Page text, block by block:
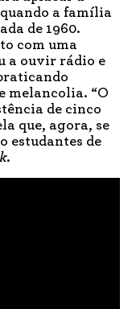
a família
de 1960.
com uma
a ouvir rádio e
melancolia. “O
de cinco
que, agora, se
estudantes de
.